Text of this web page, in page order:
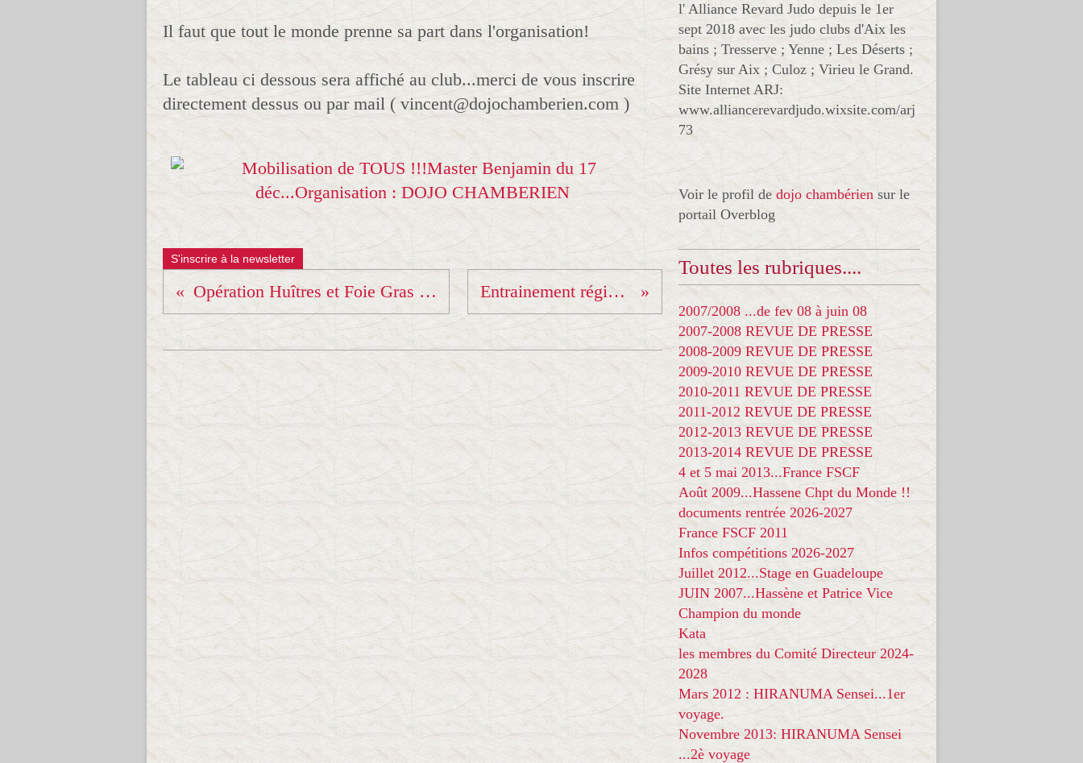
Il faut que tout le monde prenne sa part dans l'organisation!
Le tableau ci dessous sera affiché au club...merci de vous inscrire
directement dessus ou par mail ( vincent@dojochamberien.com )
S'inscrire à la newsletter
Opération Huîtres et Foie Gras du Comité de Savoie Entrainement régional vétérans...
l' Alliance Revard Judo depuis le 1er
sept 2018 avec les judo clubs d'Aix les
bains ; Tresserve ; Yenne ; Les Déserts ;
Grésy sur Aix ; Culoz ; Virieu le Grand.
Site Internet ARJ:
www.alliancerevardjudo.wixsite.com/arj
73
Voir le profil de dojo chambérien sur le
portail Overblog
Toutes les rubriques....
2007/2008 ...de fev 08 à juin 08
2007-2008 REVUE DE PRESSE
2008-2009 REVUE DE PRESSE
2009-2010 REVUE DE PRESSE
2010-2011 REVUE DE PRESSE
2011-2012 REVUE DE PRESSE
2012-2013 REVUE DE PRESSE
2013-2014 REVUE DE PRESSE
4 et 5 mai 2013...France FSCF
Août 2009...Hassene Chpt du Monde !!
documents rentrée 2026-2027
France FSCF 2011
Infos compétitions 2026-2027
Juillet 2012...Stage en Guadeloupe
JUIN 2007...Hassène et Patrice Vice
Champion du monde
Kata
les membres du Comité Directeur 2024-
2028
Mars 2012 : HIRANUMA Sensei...1er
voyage.
Novembre 2013: HIRANUMA Sensei
...2è voyage